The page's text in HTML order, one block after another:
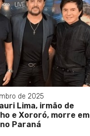
de 2025
Lima, irmão de
e Xororó, morre em
Paraná